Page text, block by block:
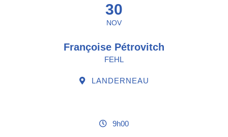
30
NOV
Françoise Pétrovitch
FEHL
LANDERNEAU
9h00